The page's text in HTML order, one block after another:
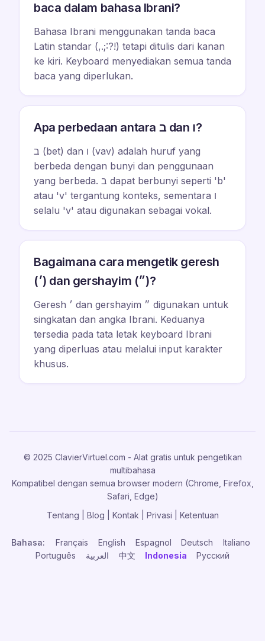
baca dalam bahasa Ibrani?
Bahasa Ibrani menggunakan tanda baca
Latin standar (,.;:?!) tetapi ditulis dari kanan
ke kiri. Keyboard menyediakan semua tanda
baca yang diperlukan.
Apa perbedaan antara ב dan ו?
ב (bet) dan ו (vav) adalah huruf yang
berbeda dengan bunyi dan penggunaan
yang berbeda. ב dapat berbunyi seperti 'b'
atau 'v' tergantung konteks, sementara ו
selalu 'v' atau digunakan sebagai vokal.
Bagaimana cara mengetik geresh
(׳) dan gershayim (״)?
Geresh ׳ dan gershayim ״ digunakan untuk
singkatan dan angka Ibrani. Keduanya
tersedia pada tata letak keyboard Ibrani
yang diperluas atau melalui input karakter
khusus.
© 2025 ClavierVirtuel.com - Alat gratis untuk pengetikan
multibahasa
Kompatibel dengan semua browser modern (Chrome, Firefox,
Safari, Edge)
Tentang
Blog Kontak Privasi Ketentuan
Bahasa: Français English Espagnol Deutsch
Italiano
Português
中文 Indonesia Русский